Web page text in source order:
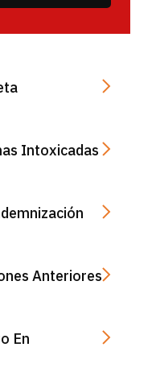
Intoxicadas
Anteriores
En